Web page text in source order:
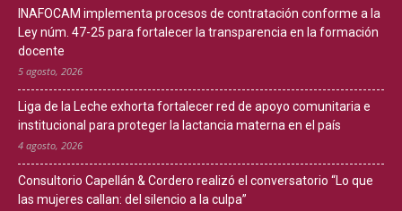
INAFOCAM implementa procesos de contratación conforme a la
Ley núm. 47-25 para fortalecer la transparencia en la formación
docente
5 agosto, 2026
Liga de la Leche exhorta fortalecer red de apoyo comunitaria e
institucional para proteger la lactancia materna en el país
4 agosto, 2026
Consultorio Capellán & Cordero realizó el conversatorio “Lo que
las mujeres callan: del silencio a la culpa”